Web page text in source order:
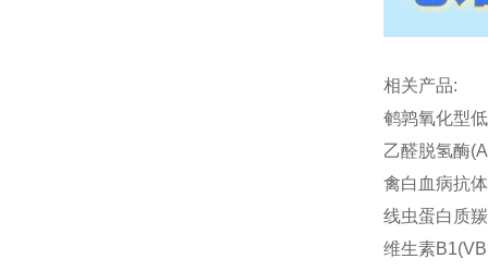
相关产品:
鹌鹑氧化型
乙醛脱氢酶
禽白血病抗
线虫蛋白质
维生素